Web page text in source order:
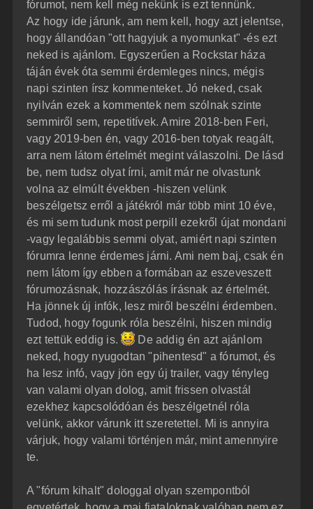
fórumot, nem kell még nekünk is ezt tennünk.
Az hogy ide járunk, am nem kell, hogy azt jelentse,
hogy állandóan "ott hagyjuk a nyomunkat" -és ezt
neked is ajánlom. Egyszerűen a Rockstar háza
táján évek óta semmi érdemleges nincs, mégis
napi szinten írsz kommenteket. Jó neked, csak
nyilván ezek a kommentek nem szólnak szinte
semmiről sem, repetitívek. Amire 2018-ben Feri,
vagy 2019-ben én, vagy 2016-ben totyak reagált,
arra nem látom értelmét megint válaszolni. De lásd
be, nem tudsz olyat írni, amit már ne olvastunk
volna az elmúlt években -hiszen velünk
beszélgetsz erről a játékról már több mint 10 éve,
és mi sem tudunk most perpill ezekről újat mondani
-vagy legalábbis semmi olyat, amiért napi szinten
fórumra lenne érdemes járni. Ami nem baj, csak én
nem látom így ebben a formában az eszeveszett
fórumozásnak, hozzászólás írásnak az értelmét.
Ha jönnek új infók, lesz miről beszélni érdemben.
Tudod, hogy fogunk róla beszélni, hiszen mindig
ezt tettük eddig is.
De addig én azt ajánlom
neked, hogy nyugodtan "pihentesd" a fórumot, és
ha lesz infó, vagy jön egy új trailer, vagy tényleg
van valami olyan dolog, amit frissen olvastál
ezekhez kapcsolódóan és beszélgetnél róla
velünk, akkor várunk itt szeretettel. Mi is annyira
várjuk, hogy valami történjen már, mint amennyire
te.
A "fórum kihalt" dologgal olyan szempontból